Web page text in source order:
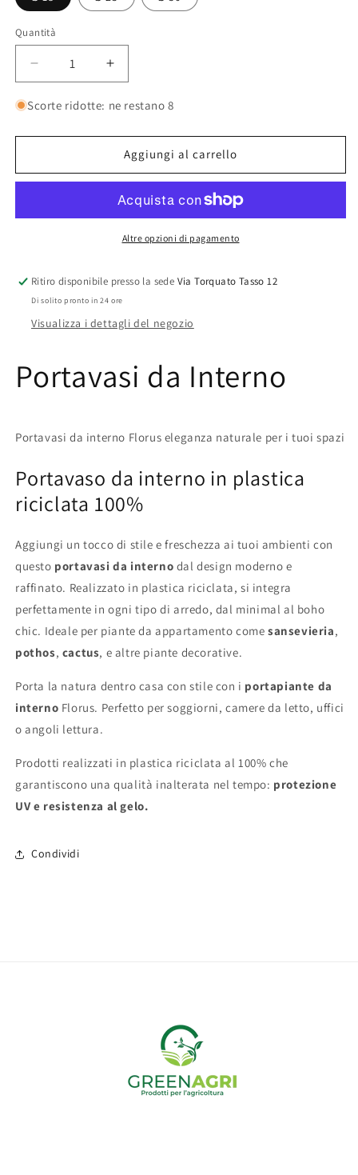
Quantità
Quantità
Diminuisci
quantità
per
da
Aumenta
quantità
per
da
Interno
Scorte ridotte: ne restano 8
Aggiungi al carrello
Altre opzioni di pagamento
Ritiro disponibile presso la sede Via Torquato Tasso 12
Di solito pronto in 24 ore
Visualizza i dettagli del negozio
Portavasi da Interno
Portavasi da interno Florus eleganza naturale per i tuoi spazi
Portavaso da interno in plastica
riciclata 100%
Aggiungi un tocco di stile e freschezza ai tuoi ambienti con
questo portavasi da interno dal design moderno e
raffinato. Realizzato in plastica riciclata, si integra
perfettamente in ogni tipo di arredo, dal minimal al boho
chic. Ideale per piante da appartamento comesansevieria,
pothos, cactus, e altre piante decorative.
Porta la natura dentro casa con stile con i portapiante da
interno Florus. Perfetto per soggiorni, camere da letto, uffici
o angoli lettura.
Prodotti realizzati in plastica riciclata al 100% che
garantiscono una qualità inalterata nel tempo: protezione
UV e resistenza al gelo.
Condividi